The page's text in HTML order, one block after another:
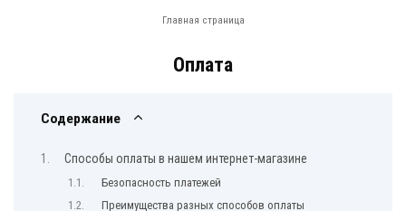
Главная страница
Оплата
Содержание
Способы оплаты в нашем интернет-магазине
Безопасность платежей
Преимущества разных способов оплаты